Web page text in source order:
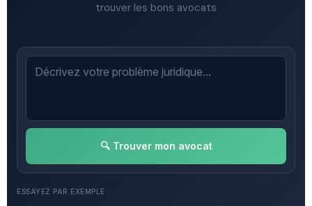
trouver les bons avocats
🔍 Trouver mon avocat
ESSAYEZ PAR EXEMPLE :